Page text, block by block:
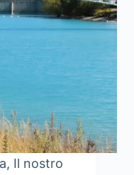
Il nostro